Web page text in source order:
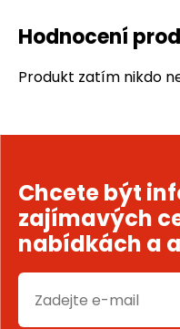
Hodnocení
Produkt zatím nikdo
Chcete být
zajímavých
nabídkách a